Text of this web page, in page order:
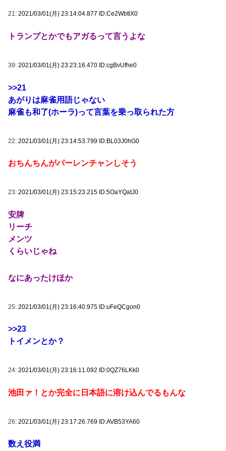
21: 2021/03/01(月) 23:14:04.877 ID:Ce2WbtlX0
トランプとかでもアガるって言うよな
39: 2021/03/01(月) 23:23:16.470 ID:cgBvUfhe0
>>21
あがりは麻雀用語じゃない
麻雀も和了(ホーラ)って言葉を乗っ取られた方
22: 2021/03/01(月) 23:14:53.799 ID:BL03J0hG0
おちんちんがパーレンチャンしそう
23: 2021/03/01(月) 23:15:23.215 ID:5OaYQatJ0
安牌
リーチ
メンツ
くらいじゃね
なにあったけほか
25: 2021/03/01(月) 23:16:40.975 ID:uFeQCgon0
>>23
トイメンとか？
24: 2021/03/01(月) 23:16:11.092 ID:0QZ76LKk0
池田ァ！とか完全に日本語に溶け込んでるもんな
26: 2021/03/01(月) 23:17:26.769 ID:AVB53YA60
数え役満